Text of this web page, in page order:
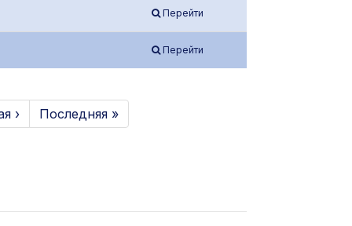
Перейти
Перейти
› Последняя »